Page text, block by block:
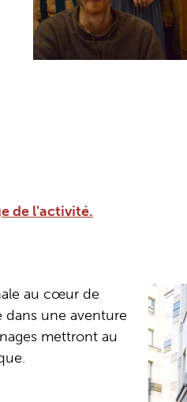
de l'activité.
au cœur de
dans une aventure
mettront au